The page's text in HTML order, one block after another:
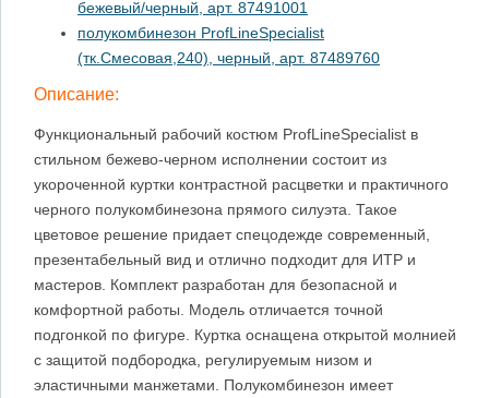
бежевый/черный, арт. 87491001
полукомбинезон ProfLineSpecialist
(тк.Смесовая,240), черный, арт. 87489760
Описание:
Функциональный рабочий костюм ProfLineSpecialist в
стильном бежево-черном исполнении состоит из
укороченной куртки контрастной расцветки и практичного
черного полукомбинезона прямого силуэта. Такое
цветовое решение придает спецодежде современный,
презентабельный вид и отлично подходит для ИТР и
мастеров. Комплект разработан для безопасной и
комфортной работы. Модель отличается точной
подгонкой по фигуре. Куртка оснащена открытой молнией
с защитой подбородка, регулируемым низом и
эластичными манжетами. Полукомбинезон имеет